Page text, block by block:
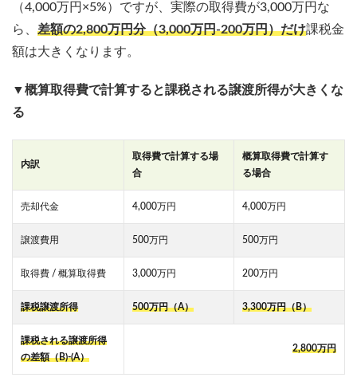
（4,000万円×5%）ですが、実際の取得費が3,000万円な
ら、 差額の2,800万円分（3,000万円-200万円）だけ課税金
額は大きくなります。
▼概算取得費で計算すると課税される譲渡所得が大きくな
る
内訳
取得費で計算する場
合
概算取得費で計算す
る場合
売却代金 4,000万円 4,000万円
譲渡費用 500万円 500万円
取得費 / 概算取得費 3,000万円 200万円
課税譲渡所得 500万円（A） 3,300万円（B）
課税される譲渡所得
の差額（B)-(A）
2,800万円